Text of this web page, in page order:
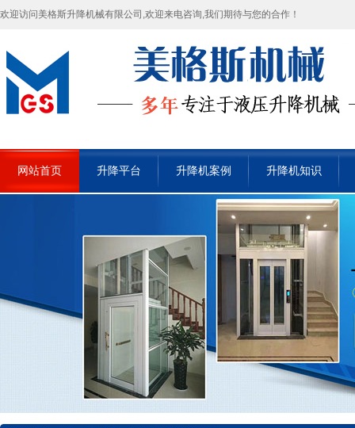
欢迎访问美格斯升降机械有限公司,欢迎来电咨询,我们期待与您的合作！
网站首页 升降平台 升降机案例 升降机知识